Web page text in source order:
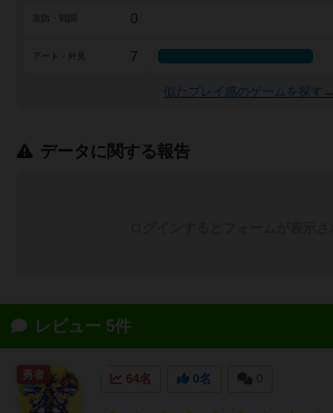
0
アート・外見 7
似たプレイ感のゲームを探す→
データに関する報告
レビュー 5件
64名 0名
勇者